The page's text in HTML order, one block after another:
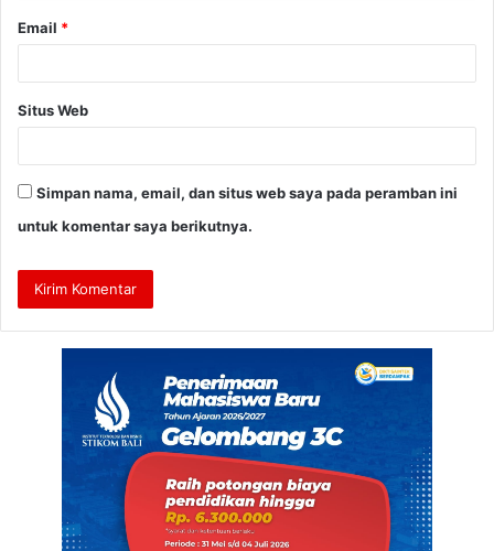
Email *
Situs Web
Simpan nama, email, dan situs web saya pada peramban ini
untuk komentar saya berikutnya.